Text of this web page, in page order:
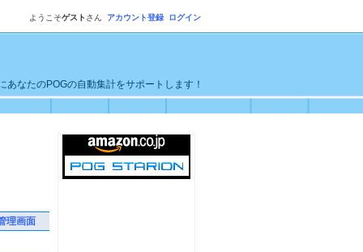
ようこそゲスト さん アカウント登録 ログイン
なたのPOGの自動集計をサポートします！
理画面